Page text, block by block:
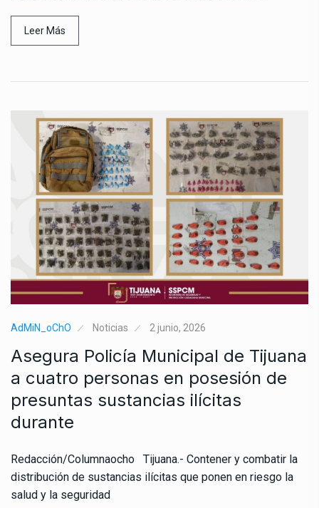
Leer Más
AdMiN_oChO Noticias 2 junio, 2026
Asegura Policía Municipal de Tijuana
a cuatro personas en posesión de
presuntas sustancias ilícitas
durante
Redacción/Columnaocho Tijuana.- Contener y combatir la
distribución de sustancias ilícitas que ponen en riesgo la
salud y la seguridad